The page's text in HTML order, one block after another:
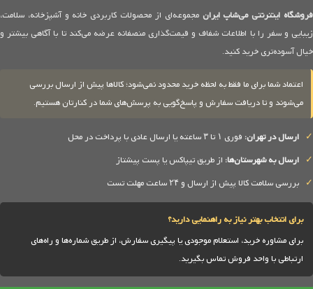
فروشگاه اینترنتی می‌شاپ ایران مجموعه‌ای از محصولات کاربردی خانه و آشپزخانه، سلامت،
زیبایی و سفر را با اطلاعات شفاف و قیمت‌گذاری منصفانه عرضه می‌کند تا با آگاهی بیشتر و
خیال آسوده‌تری خرید کنید.
اعتماد شما برای ما فقط به لحظه خرید محدود نمی‌شود؛ کالاها پیش از ارسال بررسی
می‌شوند و تا دریافت سفارش و پاسخ‌گویی به پرسش‌های شما در کنارتان هستیم.
✓ ارسال در تهران: فوری ۱ تا ۳ ساعته یا ارسال عادی با پرداخت در محل
✓ ارسال به شهرستان‌ها: از طریق تیپاکس یا پست پیشتاز
✓ بررسی سلامت کالا پیش از ارسال و ۲۴ ساعت مهلت تست
برای انتخاب بهتر نیاز به راهنمایی دارید؟
برای مشاوره خرید، استعلام موجودی یا پیگیری سفارش، از طریق شماره‌ها و راه‌های
ارتباطی با واحد فروش تماس بگیرید.